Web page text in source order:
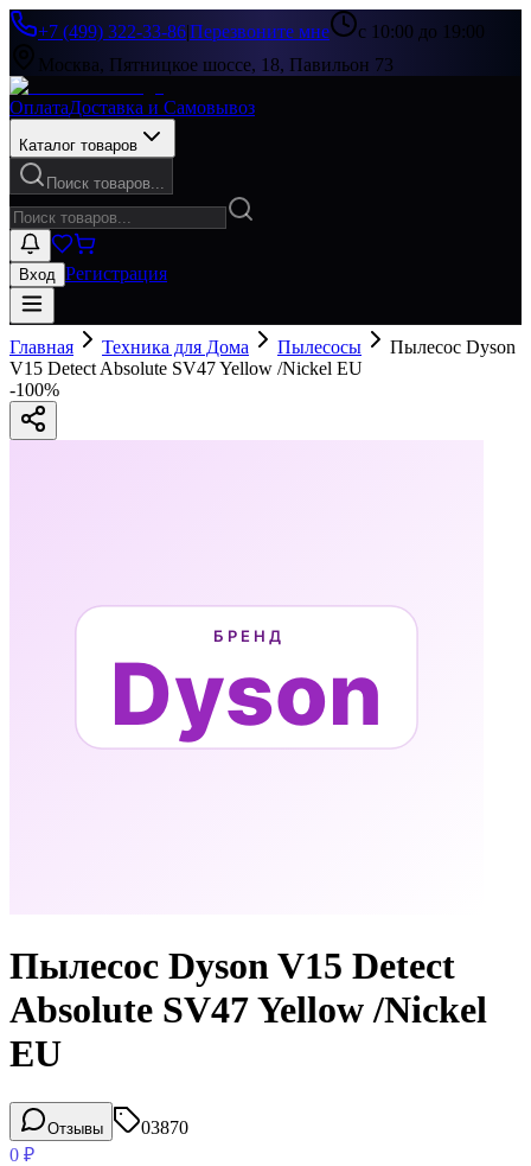
+7 (499) 322-33-86|Перезвоните мне
с 10:00 до 19:00
Москва, Пятницкое шоссе, 18, Павильон 73
ОплатаДоставка и Самовывоз
Каталог товаров
Поиск товаров...
Вход Регистрация
Главная Техника для Дома Пылесосы
Пылесос Dyson
V15 Detect Absolute SV47 Yellow /Nickel EU
-100%
Пылесос Dyson V15 Detect
Absolute SV47 Yellow /Nickel
EU
Отзывы
03870
0 ₽